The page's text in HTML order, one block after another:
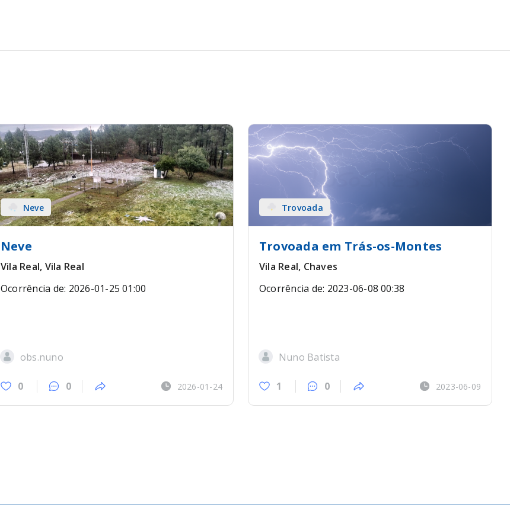
Neve
Neve
Vila Real, Vila Real
Ocorrência de: 2026-01-25 01:00
obs.nuno
0 0 2026-01-24
Trovoada
Trovoada em Trás-os-Montes
Vila Real, Chaves
Ocorrência de: 2023-06-08 00:38
Nuno Batista
1 0 2023-06-09